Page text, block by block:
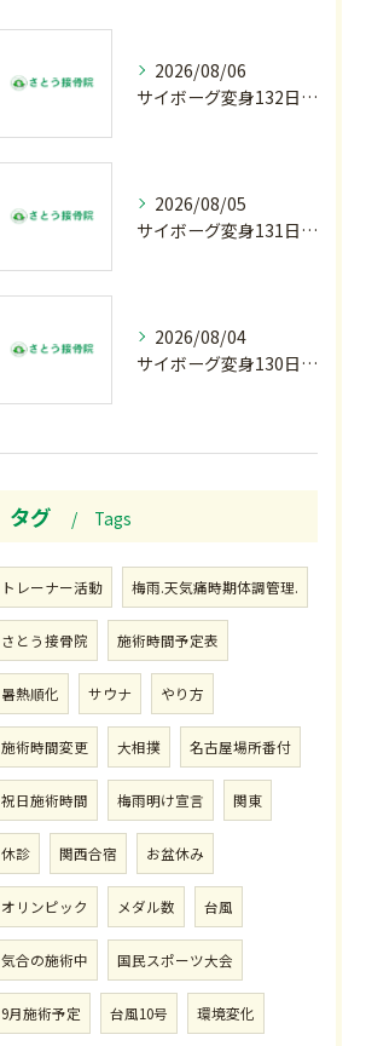
2026/08/06
サイボーグ変身132日目.お知らせ.和歌山.インターハイ.柔道開幕…木曜の朝〜
2026/08/05
サイボーグ変身131日目.甲子園開幕.日曜.リラクゼーション柔.水曜の朝〜
2026/08/04
サイボーグ変身130日目.涼しい朝.甲子園…火曜の朝〜
タグ Tags
トレーナー活動 梅雨.天気痛時期体調管理.
さとう接骨院 施術時間予定表
暑熱順化 サウナ やり方
施術時間変更 大相撲 名古屋場所番付
祝日施術時間 梅雨明け宣言 関東
休診 関西合宿 お盆休み
オリンピック メダル数 台風
気合の施術中 国民スポーツ大会
9月施術予定 台風10号 環境変化